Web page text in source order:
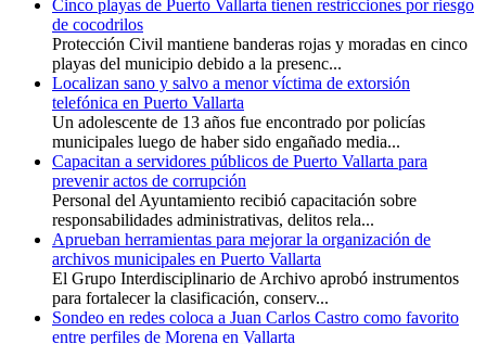
Cinco playas de Puerto Vallarta tienen restricciones por riesgo
de cocodrilos
Protección Civil mantiene banderas rojas y moradas en cinco
playas del municipio debido a la presenc...
Localizan sano y salvo a menor víctima de extorsión
telefónica en Puerto Vallarta
Un adolescente de 13 años fue encontrado por policías
municipales luego de haber sido engañado media...
Capacitan a servidores públicos de Puerto Vallarta para
prevenir actos de corrupción
Personal del Ayuntamiento recibió capacitación sobre
responsabilidades administrativas, delitos rela...
Aprueban herramientas para mejorar la organización de
archivos municipales en Puerto Vallarta
El Grupo Interdisciplinario de Archivo aprobó instrumentos
para fortalecer la clasificación, conserv...
Sondeo en redes coloca a Juan Carlos Castro como favorito
entre perfiles de Morena en Vallarta